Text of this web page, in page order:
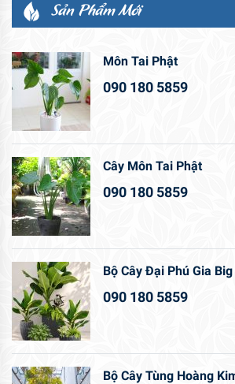
Sản Phẩm Mới
Môn Tai Phật
090 180 5859
Cây Môn Tai Phật
090 180 5859
Bộ Cây Đại Phú Gia
090 180 5859
Bộ Cây Tùng Hoàng